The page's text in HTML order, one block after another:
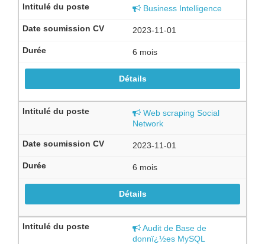
Business Intelligence
2023-11-01
6 mois
Détails
Web scraping Social
Network
2023-11-01
6 mois
Détails
Audit de Base de
donnï¿½es MySQL